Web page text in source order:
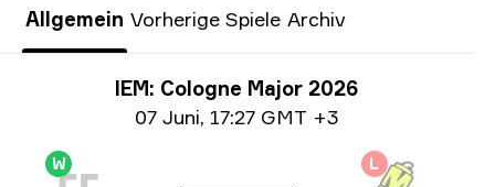
Allgemein Vorherige Spiele Archiv
Turnier-InformationenIEM: Cologne Major 2026
07 Juni, 17:27 GMT +3
W L